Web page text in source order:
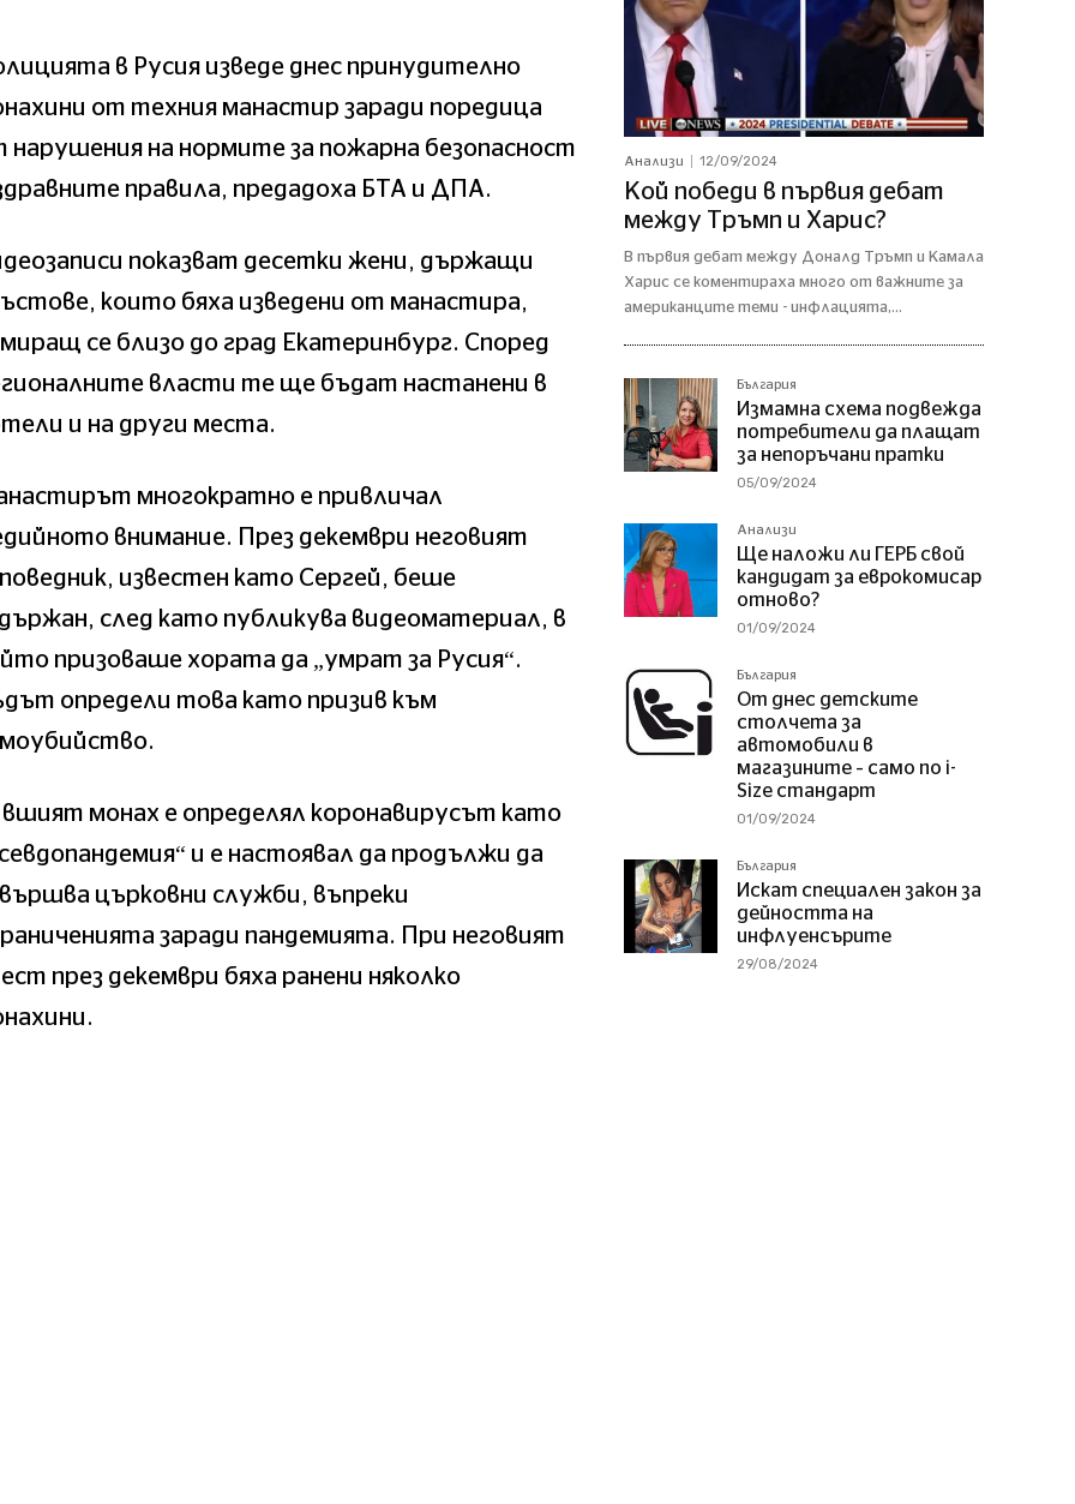
в Русия изведе днес принудително
от техния манастир заради поредица
нарушения на нормите за пожарна безопасност
правила, предадоха БТА и ДПА.
показват десетки жени, държащи
които бяха изведени от манастира,
се близо до град Екатеринбург. Според
власти те ще бъдат настанени в
и на други места.
многократно е привличал
внимание. През декември неговият
известен като Сергей, беше
след като публикува видеоматериал, в
призоваше хората да „умрат за Русия“.
определи това като призив към
монах е определял коронавирусът като
и е настоявал да продължи да
църковни служби, въпреки
заради пандемията. При неговият
през декември бяха ранени няколко
Анализи 12/09/2024
Кой победи в първия дебат
между Тръмп и Харис?
В първия дебат между Доналд Тръмп и Камала
Харис се коментираха много от важните за
американците теми - инфлацията,...
България
Измамна схема подвежда
потребители да плащат
за непоръчани пратки
05/09/2024
Анализи
Ще наложи ли ГЕРБ свой
кандидат за еврокомисар
отново?
01/09/2024
България
От днес детските
столчета за
автомобили в
магазините – само по i-
Size стандарт
01/09/2024
България
Искат специален закон за
дейността на
инфлуенсърите
29/08/2024